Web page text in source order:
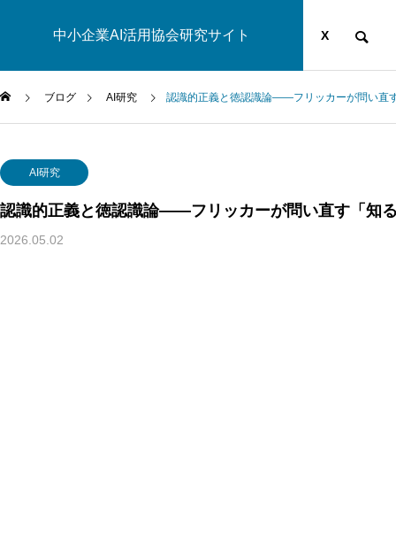
中小企業AI活用協会研究サイト
運営団体 YOUTUBE X
ブログ AI研究 認識的正義と徳認識論——フリッカーが問い直
AI研究
認識的正義と徳認識論——フリッカーが問い直す「知
2026.05.02